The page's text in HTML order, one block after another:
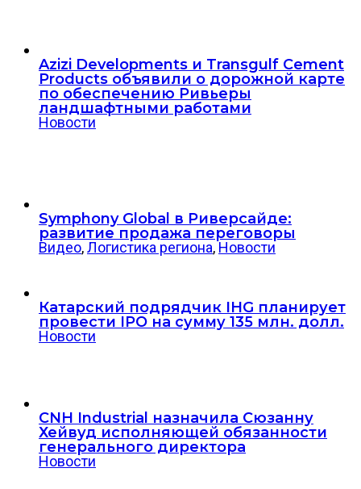
Azizi Developments и Transgulf Cement
Products объявили о дорожной карте
по обеспечению Ривьеры
ландшафтными работами
Новости
Symphony Global в Риверсайде:
развитие продажа переговоры
Видео,Логистика региона, Новости
Катарский подрядчик IHG планирует
провести IPO на сумму 135 млн. долл.
Новости
CNH Industrial назначила Сюзанну
Хейвуд исполняющей обязанности
генерального директора
Новости